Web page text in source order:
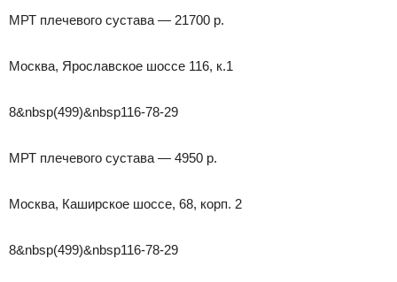
МРТ плечевого сустава — 21700 р.
Москва, Ярославское шоссе 116, к.1
8&nbsp(499)&nbsp116-78-29
МРТ плечевого сустава — 4950 р.
Москва, Каширское шоссе, 68, корп. 2
8&nbsp(499)&nbsp116-78-29